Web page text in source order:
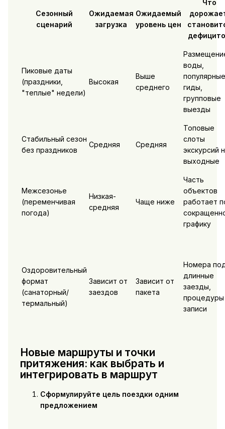
Сезонный
сценарий
Ожидаемая
загрузка
Ожидаемый
уровень цен
Что
Пиковые даты
(праздники,
"теплые" недели)
Высокая
Выше
среднего
воды,
популярные
гиды,
групповые
выезды
Стабильный сезон
без праздников
Средняя Средняя
Топовые
слоты
экскурсий
выходные
Межсезонье
(переменчивая
погода)
Низкая-
средняя
Чаще ниже
Часть
объектов
работает
графику
Оздоровительный
формат
(санаторный/
термальный)
Зависит от
заездов
Зависит от
пакета
Номера
длинные
заезды,
процедуры
записи
Новые маршруты и точки
притяжения: как выбрать и
интегрировать в маршрут
Сформулируйте цель поездки одним
предложением